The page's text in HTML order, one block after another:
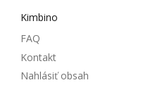
Kimbino
FAQ
Kontakt
Nahlásiť obsah